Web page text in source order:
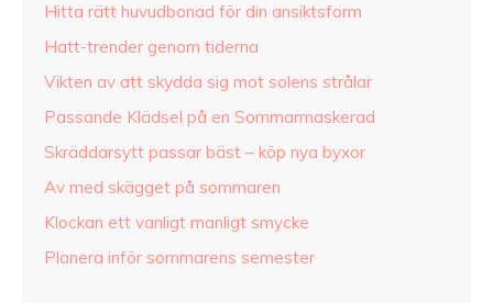
Hitta rätt huvudbonad för din ansiktsform
Hatt-trender genom tiderna
Vikten av att skydda sig mot solens strålar
Passande Klädsel på en Sommarmaskerad
Skräddarsytt passar bäst – köp nya byxor
Av med skägget på sommaren
Klockan ett vanligt manligt smycke
Planera inför sommarens semester